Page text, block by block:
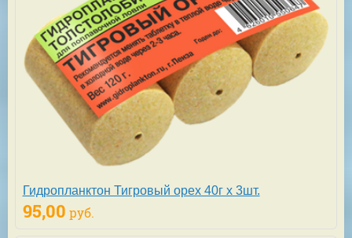
Гидропланктон Тигровый орех 40г х 3шт.
95,00 руб.